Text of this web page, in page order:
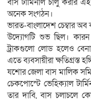
অনেক সংগঠন।
ভারত-বাংলাদেশ চেম্বার
উদ্যোগটি শুভ ছিল।
ট্রাকগুলো লোড হলেও
এতে ব্যবসায়ীরা ক্ষতিগ্রস্ত
যশোর জেলা বাস মালিক
চেকপোস্টে ভেহিক্যাল
তার দাবি, বাস চলাচলে